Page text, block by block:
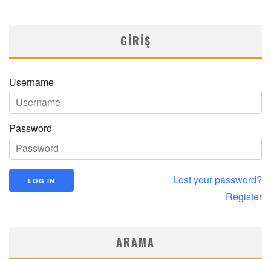
GIRIŞ
Username
Password
Lost your password?
Register
ARAMA